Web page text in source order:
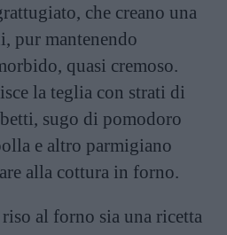
che creano una
pur mantenendo
quasi cremoso.
la teglia con strati di
sugo di pomodoro
e altro parmigiano
alla cottura in forno.
al forno sia una ricetta